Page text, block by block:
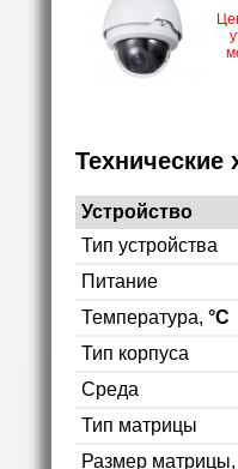
Технические
Устройство
Тип устройства
Питание
Температура, °C
Тип корпуса
Среда
Тип матрицы
Размер